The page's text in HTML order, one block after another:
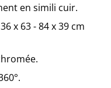
en simili cuir.
x 63 - 84 x 39 cm